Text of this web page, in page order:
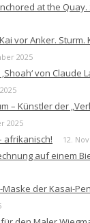
at the Quay.
vor Anker. Sturm.
2025
von Claude
– Künstler der
2025
afrikanisch! 12.
auf einem
Maske der Kasai-